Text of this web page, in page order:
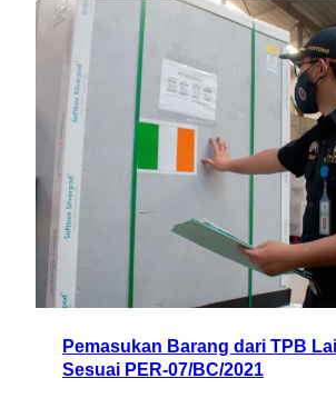
Pemasukan Barang dari TPB
Sesuai PER-07/BC/2021